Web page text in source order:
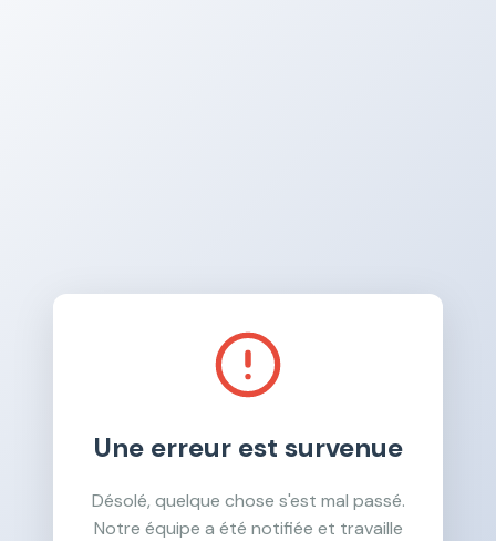
Une erreur est survenue
Désolé, quelque chose s'est mal passé.
Notre équipe a été notifiée et travaille